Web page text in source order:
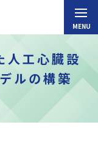
工心臓設
ルの構築